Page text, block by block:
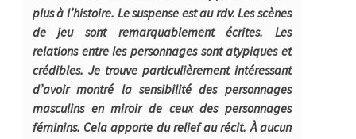
plus à l’histoire. Le suspense est au rdv. Les scènes
de jeu sont remarquablement écrites. Les
relations entre les personnages sont atypiques et
crédibles. Je trouve particulièrement intéressant
d’avoir montré la sensibilité des personnages
masculins en miroir de ceux des personnages
féminins. Cela apporte du relief au récit. À aucun